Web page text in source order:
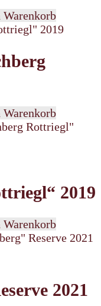
Warenkorb
Warenkorb
2019
Warenkorb
2021